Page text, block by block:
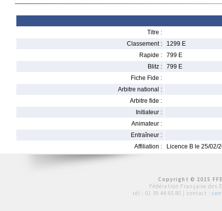
Titre :
Classement :
1299 E
Rapide :
799 E
Blitz :
799 E
Fiche Fide :
Arbitre national :
Arbitre fide :
Initiateur :
Animateur :
Entraîneur :
Affiliation :
Licence B le 25/02/
Copyright © 2015
Fédération Française des
tél : 01 39 44 65 80 | contact :